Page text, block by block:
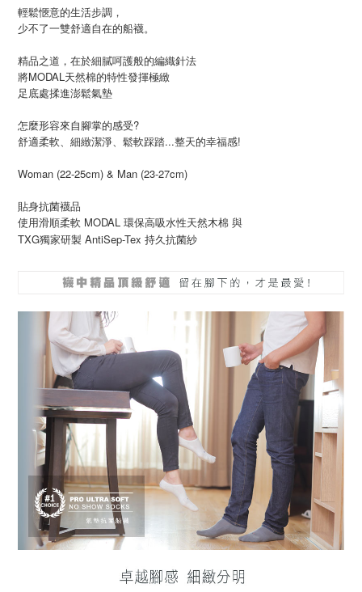
輕鬆愜意的生活步調，
少不了一雙舒適自在的船襪。
精品之道，在於細膩呵護般的編織針法
將MODAL天然棉的特性發揮極緻
足底處揉進澎鬆氣墊
怎麼形容來自腳掌的感受?
舒適柔軟、細緻潔淨、鬆軟踩踏...整天的幸福感!
Woman (22-25cm) & Man (23-27cm)
貼身抗菌襪品
使用滑順柔軟 MODAL 環保高吸水性天然木棉 與
TXG獨家研製 AntiSep-Tex 持久抗菌紗